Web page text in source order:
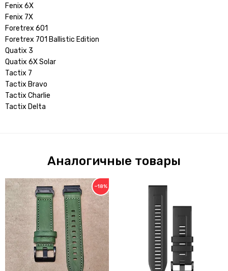
Fenix 6X
Fenix 7X
Foretrex 601
Foretrex 701 Ballistic Edition
Quatix 3
Quatix 6X Solar
Tactix 7
Tactix Bravo
Tactix Charlie
Tactix Delta
Аналогичные товары
−18%